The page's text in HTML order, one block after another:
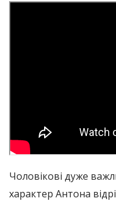
Чоловікові дуже
характер Антона